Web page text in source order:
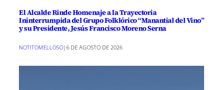
El Alcalde Rinde Homenaje a la Trayectoria
Ininterrumpida del Grupo Folklórico “Manantial del Vino”
y su Presidente, Jesús Francisco Moreno Serna
NOTITOMELLOSO|6 DE AGOSTO DE 2026